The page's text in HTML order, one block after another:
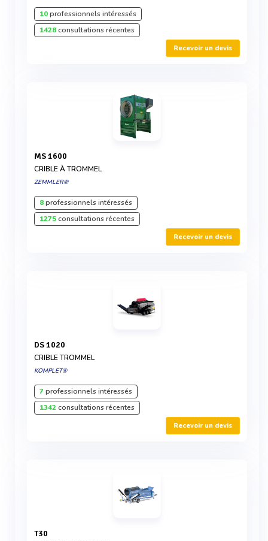
10professionnels intéressés
1428consultations récentes
Recevoir un devis
MS 1600
CRIBLE À TROMMEL
ZEMMLER®
8professionnels intéressés
1275consultations récentes
Recevoir un devis
DS 1020
CRIBLE TROMMEL
KOMPLET®
7professionnels intéressés
1342consultations récentes
Recevoir un devis
T30